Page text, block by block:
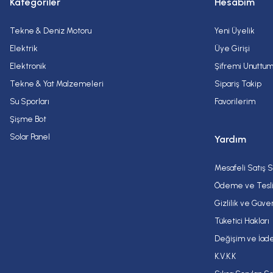
Tekne & Deniz Motoru
Elektrik
Elektronik
Tekne & Yat Malzemeleri
Su Sporları
Şişme Bot
Solar Panel
Yeni Üyelik
Üye Girişi
Şifremi Unuttum
Sipariş Takip
Favorilerim
Yardım
Mesafeli Satış
Ödeme ve
Gizlilik ve
Tüketici Hakları
Değişim ve
K.V.K.K